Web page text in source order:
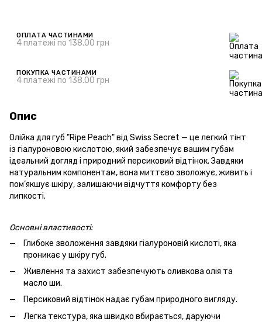
ОПЛАТА ЧАСТИНАМИ
4 платежі по 138.00 грн
ПОКУПКА ЧАСТИНАМИ
4 платежі по 138.00 грн
Опис
Олійка для губ "Ripe Peach" від Swiss Secret — це легкий тінт
із гіалуроновою кислотою, який забезпечує вашим губам
ідеальний догляд і природний персиковий відтінок. Завдяки
натуральним компонентам, вона миттєво зволожує, живить і
пом’якшує шкіру, залишаючи відчуття комфорту без
липкості.
Основні властивості:
Глибоке зволоження завдяки гіалуроновій кислоті, яка
проникає у шкіру губ.
Живлення та захист забезпечують оливкова олія та
масло ши.
Персиковий відтінок надає губам природного вигляду.
Легка текстура, яка швидко вбирається, даруючи